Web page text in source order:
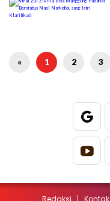
« 1 2 3
Redaksi Kontak